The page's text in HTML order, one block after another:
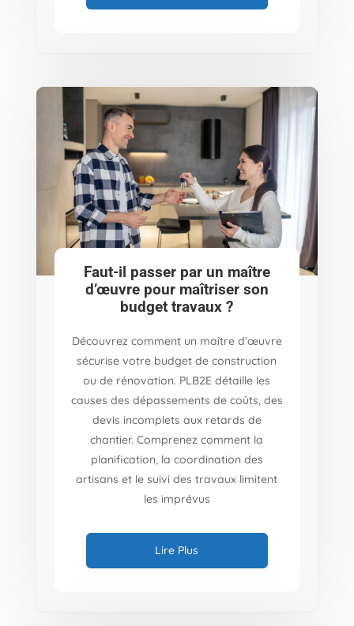
Faut-il passer par un maître
d’œuvre pour maîtriser son
budget travaux ?
Découvrez comment un maître d’œuvre
sécurise votre budget de construction
ou de rénovation. PLB2E détaille les
causes des dépassements de coûts, des
devis incomplets aux retards de
chantier. Comprenez comment la
planification, la coordination des
artisans et le suivi des travaux limitent
les imprévus
Lire Plus